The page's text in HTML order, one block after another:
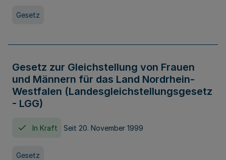
Gesetz
Gesetz zur Gleichstellung von Frauen
und Männern für das Land Nordrhein-
Westfalen (Landesgleichstellungsgesetz
- LGG)
In Kraft Seit 20. November 1999
Gesetz